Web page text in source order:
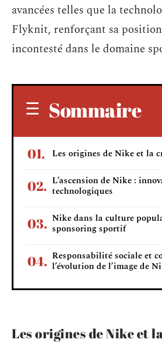
avancées telles que la
Flyknit, renforçant sa
incontesté dans le domaine
Sommaire
Les origines de Nike et la
L’ascension de Nike :
technologiques
Nike dans la culture
sponsoring sportif
Responsabilité sociale et
l’évolution de l’image de
Les origines de Nike et